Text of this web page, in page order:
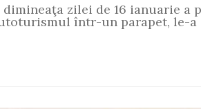
dimineaţa zilei de 16 ianuarie
într-un parapet, le-